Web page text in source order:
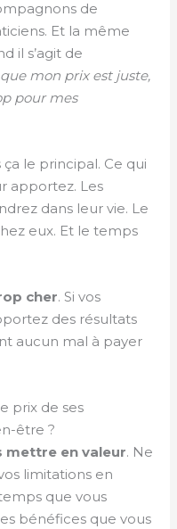
de
Et la même
il s’agit de
mon prix est juste,
pour mes
ça le principal. Ce qui
apportez. Les
dans leur vie. Le
eux. Et le temps
cher. Si vos
des résultats
aucun mal à payer
prix de ses
être ?
mettre en valeur. Ne
limitations en
que vous
bénéfices que vous